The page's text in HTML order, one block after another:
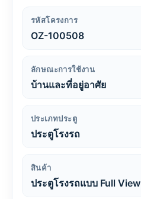
รหัสโครงการ
OZ-100508
ลักษณะการใช้งาน
บ้านและที่อยู่อาศัย
ประเภทประตู
ประตูโรงรถ
สินค้า
ประตูโรงรถแบบ Full View